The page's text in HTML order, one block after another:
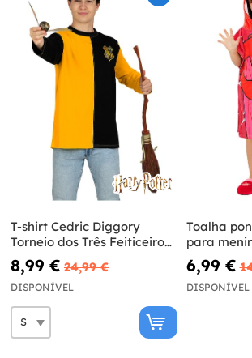
T-shirt Cedric Diggory
Torneio dos Três Feiticeiros
para adulto - Harry Potter
8,99 € 24,99 €
DISPONÍVEL
Toalha
para
6,99 €
DISPONÍVEL